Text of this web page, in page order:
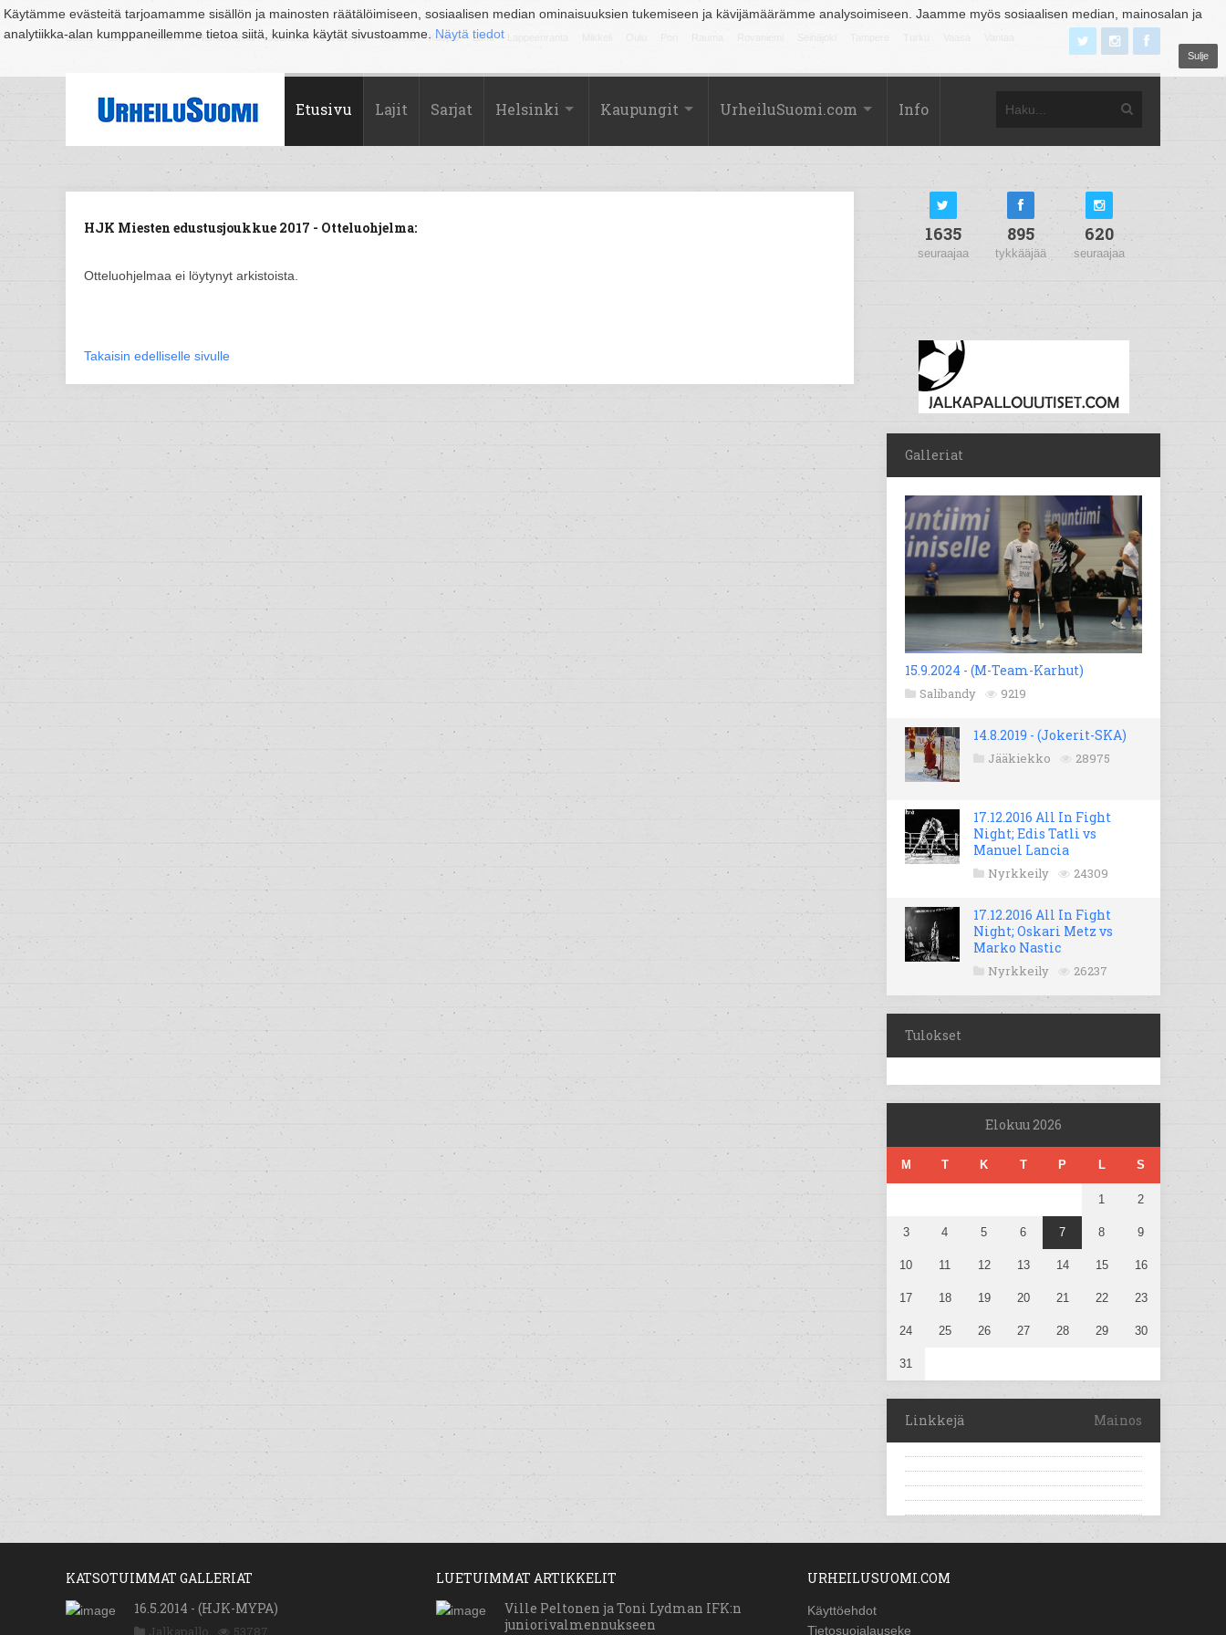
Käytämme evästeitä tarjoamamme sisällön ja mainosten räätälöimiseen, sosiaalisen median ominaisuuksien tukemiseen ja kävijämäärämme analysoimiseen. Jaamme myös sosiaalisen median, mainosalan ja
analytiikka-alan kumppaneillemme tietoa siitä, kuinka käytät sivustoamme. Näytä tiedot
Sulje
Suomi Espoo Helsinki Hämeenlinna Joensuu Jyväskylä Kouvola Kuopio Lahti
Etusivu Lajit Sarjat Helsinki Kaupungit UrheiluSuomi.com Info
HJK Miesten edustusjoukkue 2017 - Otteluohjelma:
Otteluohjelmaa ei löytynyt arkistoista.
Takaisin edelliselle sivulle
1635
seuraajaa
895
tykkääjää
620
seuraajaa
Galleriat
15.9.2024 - (M-Team-Karhut)
Salibandy 9219
14.8.2019 - (Jokerit-SKA)
Jääkiekko 28975
17.12.2016 All In Fight
Night; Edis Tatli vs
Manuel Lancia
Nyrkkeily 24309
17.12.2016 All In Fight
Night; Oskari Metz vs
Marko Nastic
Nyrkkeily 26237
Tulokset
Elokuu 2026
M T K T P L S
1 2
3 4 5 6 7 8 9
10 11 12 13 14 15 16
17 18 19 20 21 22 23
24 25 26 27 28 29 30
31
Linkkejä Mainos
KATSOTUIMMAT GALLERIAT
16.5.2014 - (HJK-MYPA)
Jalkapallo 53787
LUETUIMMAT ARTIKKELIT
Ville Peltonen ja Toni Lydman IFK:n
juniorivalmennukseen
URHEILUSUOMI.COM
Käyttöehdot
Tietosuojalauseke